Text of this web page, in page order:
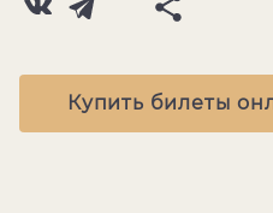
Купить билеты